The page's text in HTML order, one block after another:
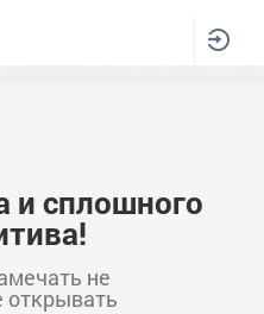
и сплошного
не
открывать